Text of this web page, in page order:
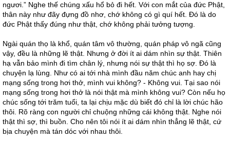
ngươi.” Nghe thế chúng xấu hổ bỏ đi hết. Với con mắt của đức Phật,
thân này như đãy đựng đồ nhơ, chớ không có gì quí hết. Đó là do
đức Phật thấy đúng như thật, chớ không phải tưởng tượng.
Ngài quán thọ là khổ, quán tâm vô thường, quán pháp vô ngã cũng
vậy, đều là những lẽ thật. Nhưng ở đời ít ai dám nhìn sự thật. Thiên
hạ vẫn bảo mình đi tìm chân lý, nhưng nói sự thật thì họ sợ. Đó là
chuyện lạ lùng. Như có ai tới nhà mình đầu năm chúc anh hay chị
mạng sống trong hơi thở, mình vui không? - Không vui. Tại sao nói
mạng sống trong hơi thở là nói thật mà mình không vui? Còn nếu họ
chúc sống tới trăm tuổi, ta lại chịu mặc dù biết đó chỉ là lời chúc hão
thôi. Rõ ràng con người chỉ chuộng những cái không thật. Nghe nói
thật thì sợ, thì buồn. Cho nên tôi nói ít ai dám nhìn thẳng lẽ thật, cứ
bịa chuyện mà tán dóc với nhau thôi.